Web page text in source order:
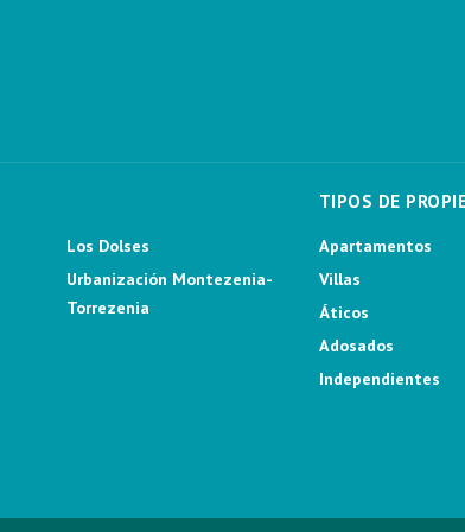
Los Dolses
Urbanización Montezenia-
Torrezenia
TIPOS DE
Apartamentos
Villas
Áticos
Adosados
Independientes